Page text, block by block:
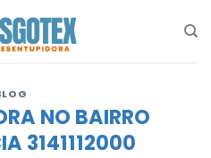
NO BAIRRO
3141112000